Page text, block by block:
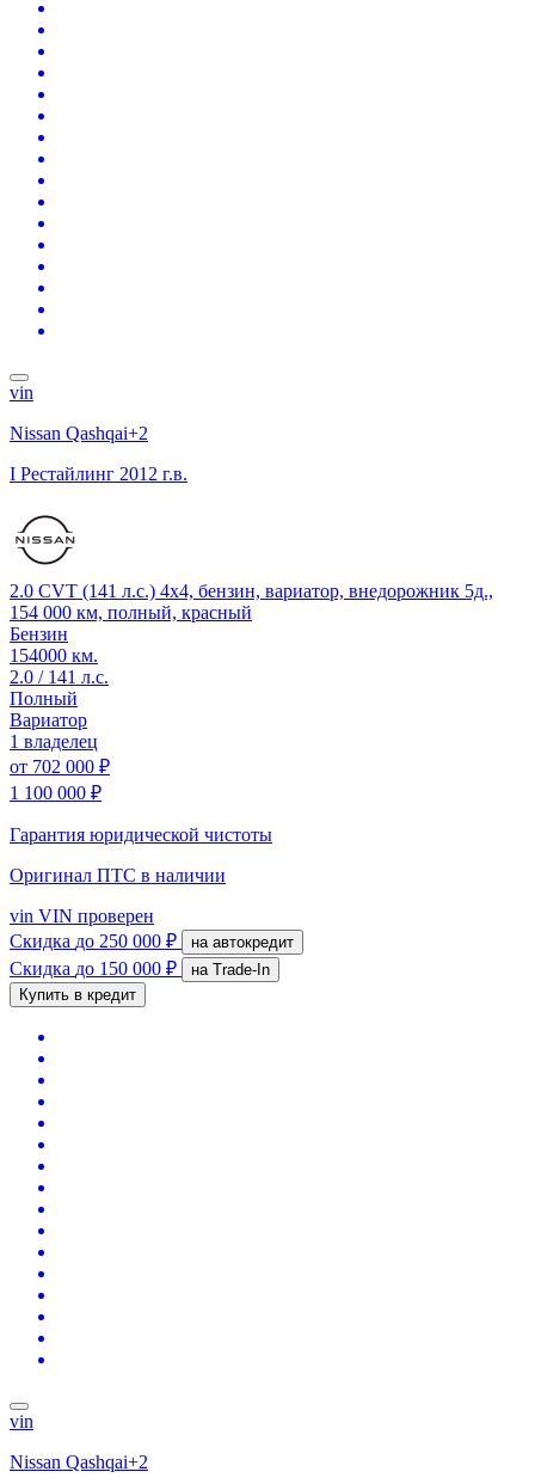
vin
Nissan Qashqai+2
I Рестайлинг 2012 г.в.
2.0 CVT (141 л.с.) 4x4, бензин, вариатор, внедорожник 5д.,
154 000 км, полный, красный
Бензин
154000 км.
2.0 / 141 л.с.
Полный
Вариатор
1 владелец
от 702 000 ₽
1 100 000 ₽
Гарантия юридической чистоты
Оригинал ПТС в наличии
vin VIN проверен
Скидка до 250 000 ₽ на автокредит
Скидка до 150 000 ₽
на Trade-In
Купить в кредит
vin
Nissan Qashqai+2